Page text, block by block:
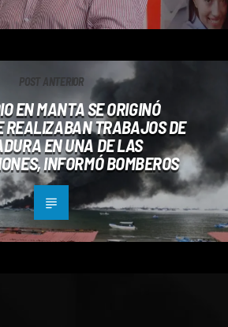
POST ANTERIOR
EN MANTA SE ORIGINÓ
REALIZABAN TRABAJOS DE
EN UNA DE LAS
INFORMÓ BOMBEROS